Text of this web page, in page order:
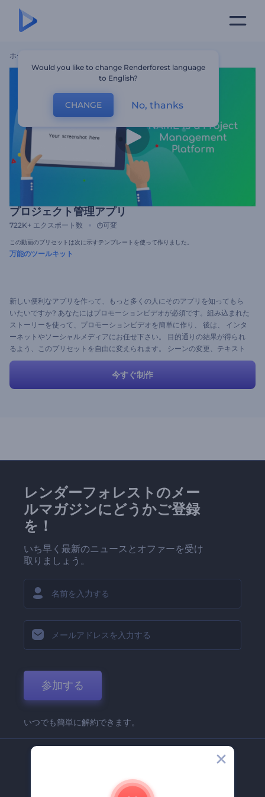
ホーム
プロジェクト管理アプリ
722K+ エクスポート数 可変
この動画のプリセットは次に示すテンプレートを使って作りました。
万能のツールキット
新しい便利なアプリを作って、もっと多くの人にそのアプリを知ってもら
いたいですか? あなたにはプロモーションビデオが必須です。組み込まれた
ストーリーを使って、プロモーションビデオを簡単に作り、 後は、 インタ
ーネットやソーシャルメディアにお任せ下さい。 目的通りの結果が得られ
るよう、このプリセットを自由に変えられます。 シーンの変更、テキスト
を入力し、メディアのアップロード、 色やスタイルを決めるだけ。 ね、簡
今すぐ制作
レンダーフォレストのメー
ルマガジンにどうかご登録
を！
いち早く最新のニュースとオファーを受け
取りましょう。
参加する
いつでも簡単に解約できます。
Renderforest 企業情報
Would you like to change Renderforest language
to English?
CHANGE No, thanks